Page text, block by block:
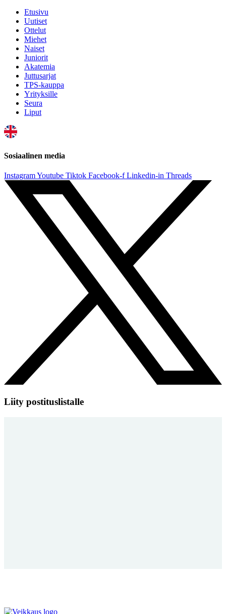
Etusivu
Uutiset
Ottelut
Miehet
Naiset
Juniorit
Akatemia
Juttusarjat
TPS-kauppa
Yrityksille
Seura
Liput
Sosiaalinen media
InstagramYoutube Tiktok Facebook-f Linkedin-in Threads
Liity postituslistalle